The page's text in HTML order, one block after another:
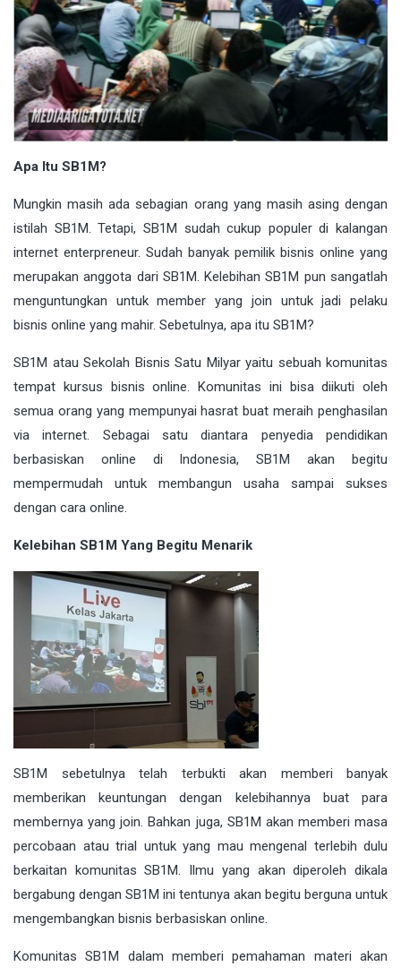
Apa Itu SB1M?
Mungkin masih ada sebagian orang yang masih asing dengan
istilah SB1M. Tetapi, SB1M sudah cukup populer di kalangan
internet enterpreneur. Sudah banyak pemilik bisnis online yang
merupakan anggota dari SB1M. Kelebihan SB1M pun sangatlah
menguntungkan untuk member yang join untuk jadi pelaku
bisnis online yang mahir. Sebetulnya, apa itu SB1M?
SB1M atau Sekolah Bisnis Satu Milyar yaitu sebuah komunitas
tempat kursus bisnis online. Komunitas ini bisa diikuti oleh
semua orang yang mempunyai hasrat buat meraih penghasilan
via internet. Sebagai satu diantara penyedia pendidikan
berbasiskan online di Indonesia, SB1M akan begitu
mempermudah untuk membangun usaha sampai sukses
dengan cara online.
Kelebihan SB1M Yang Begitu Menarik
SB1M sebetulnya telah terbukti akan memberi banyak
memberikan keuntungan dengan kelebihannya buat para
membernya yang join. Bahkan juga, SB1M akan memberi masa
percobaan atau trial untuk yang mau mengenal terlebih dulu
berkaitan komunitas SB1M. Ilmu yang akan diperoleh dikala
bergabung dengan SB1M ini tentunya akan begitu berguna untuk
mengembangkan bisnis berbasiskan online.
Komunitas SB1M dalam memberi pemahaman materi akan